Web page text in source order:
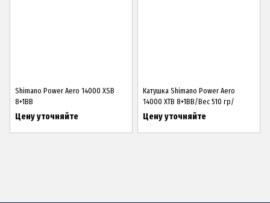
Shimano Power Aero 14000 XSB
8+1BB
Цену уточняйте
Катушка Shimano Power Aero
14000 XTB 8+1BB/Вес 510 гр/
Цену уточняйте